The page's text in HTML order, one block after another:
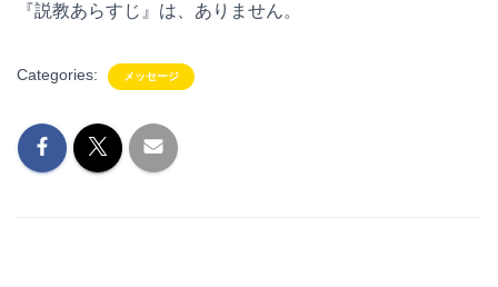
『説教あらすじ』は、ありません。
Categories: メッセージ